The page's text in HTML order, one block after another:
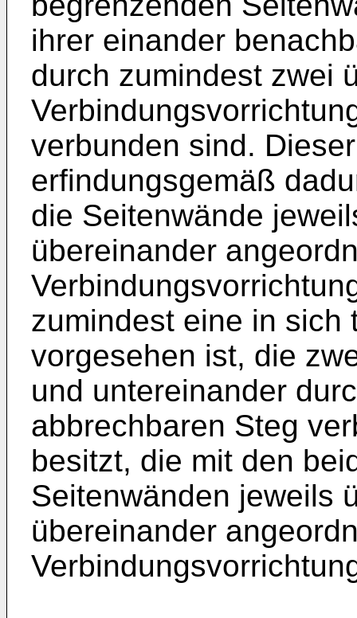
ihrer einander
durch zumindest zwei
verbunden sind.
erfindungsgemäß
die Seitenwände
übereinander
zumindest eine in sich
vorgesehen ist, die
und untereinander
abbrechbaren Steg
besitzt, die mit den
Seitenwänden jeweils
übereinander